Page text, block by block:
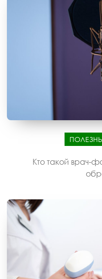
Кто такой врач-